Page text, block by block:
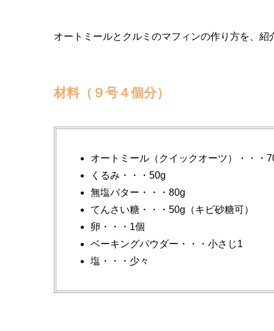
オートミールとクルミのマフィンの作り方を、紹
材料（９号４個分）
オートミール（クイックオーツ）・・・
くるみ・・・50g
無塩バター・・・80g
てんさい糖・・・50g（キビ砂糖可）
卵・・・1個
ベーキングパウダー・・・小さじ1
塩・・・少々